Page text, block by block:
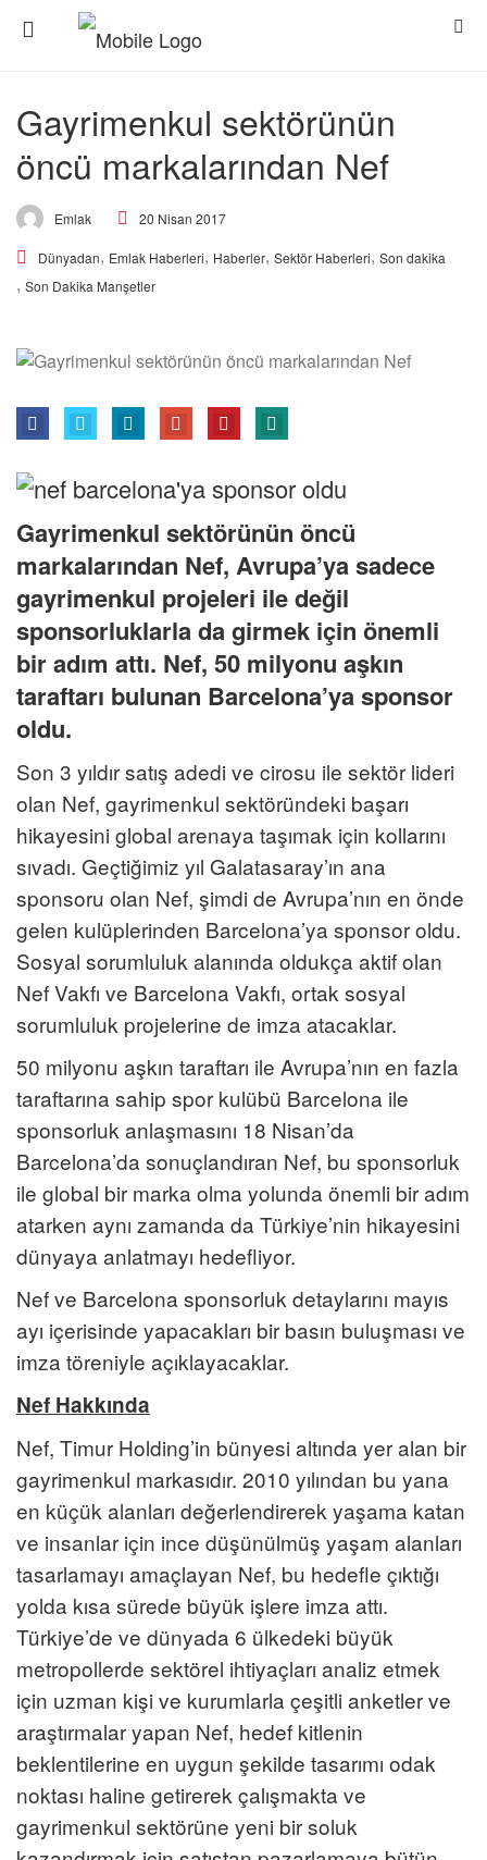
Gayrimenkul sektörünün
öncü markalarından Nef
Emlak 20 Nisan 2017
Dünyadan, Emlak Haberleri, Haberler, Sektör Haberleri, Son dakika
, Son Dakika Manşetler
Gayrimenkul sektörünün öncü
markalarından Nef, Avrupa’ya sadece
gayrimenkul projeleri ile değil
sponsorluklarla da girmek için önemli
bir adım attı. Nef, 50 milyonu aşkın
taraftarı bulunan Barcelona’ya sponsor
oldu.
Son 3 yıldır satış adedi ve cirosu ile sektör lideri
olan Nef, gayrimenkul sektöründeki başarı
hikayesini global arenaya taşımak için kollarını
sıvadı. Geçtiğimiz yıl Galatasaray’ın ana
sponsoru olan Nef, şimdi de Avrupa’nın en önde
gelen kulüplerinden Barcelona’ya sponsor oldu.
Sosyal sorumluluk alanında oldukça aktif olan
Nef Vakfı ve Barcelona Vakfı, ortak sosyal
sorumluluk projelerine de imza atacaklar.
50 milyonu aşkın taraftarı ile Avrupa’nın en fazla
taraftarına sahip spor kulübü Barcelona ile
sponsorluk anlaşmasını 18 Nisan’da
Barcelona’da sonuçlandıran Nef, bu sponsorluk
ile global bir marka olma yolunda önemli bir adım
atarken aynı zamanda da Türkiye’nin hikayesini
dünyaya anlatmayı hedefliyor.
Nef ve Barcelona sponsorluk detaylarını mayıs
ayı içerisinde yapacakları bir basın buluşması ve
imza töreniyle açıklayacaklar.
Nef Hakkında
Nef, Timur Holding’in bünyesi altında yer alan bir
gayrimenkul markasıdır. 2010 yılından bu yana
en küçük alanları değerlendirerek yaşama katan
ve insanlar için ince düşünülmüş yaşam alanları
tasarlamayı amaçlayan Nef, bu hedefle çıktığı
yolda kısa sürede büyük işlere imza attı.
Türkiye’de ve dünyada 6 ülkedeki büyük
metropollerde sektörel ihtiyaçları analiz etmek
için uzman kişi ve kurumlarla çeşitli anketler ve
araştırmalar yapan Nef, hedef kitlenin
beklentilerine en uygun şekilde tasarımı odak
noktası haline getirerek çalışmakta ve
gayrimenkul sektörüne yeni bir soluk